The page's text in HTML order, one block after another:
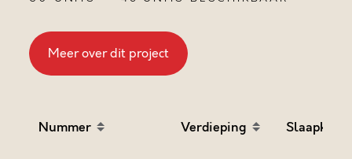
Meer over dit project
Nummer
Sort table by Nummer in descending order
Verdieping
Sort table by